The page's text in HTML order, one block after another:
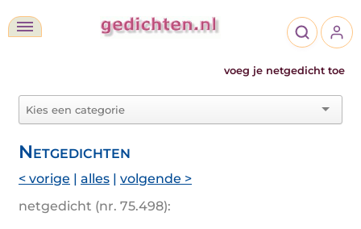
voeg je netgedicht toe
Netgedichten
< vorige | alles | volgende >
netgedicht (nr. 75.498):